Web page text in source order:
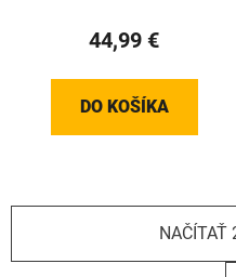
44,99 €
DO KOŠÍKA
NAČÍTAŤ